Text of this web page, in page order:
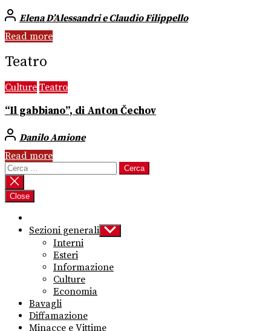
Elena D’Alessandri e Claudio Filippello
Read more
Teatro
Culture Teatro
“Il gabbiano”, di Anton Čechov
Danilo Amione
Read more
Ricerca
per:
Close
Sezioni generali Show
sub
Interni
Esteri
Informazione
Culture
Economia
Bavagli
Diffamazione
Minacce e Vittime